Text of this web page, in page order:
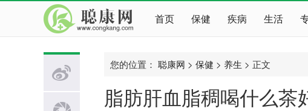
首页 保健 疾病 生活
您的位置： 聪康网 > 保健 > 养生 > 正文
脂肪肝血脂稠喝什么茶